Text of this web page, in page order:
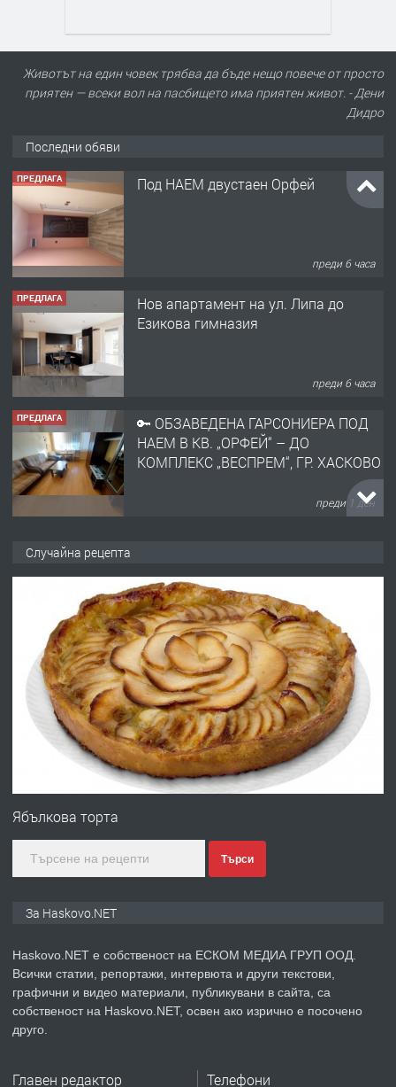
Животът на един човек трябва да бъде нещо повече от просто
приятен — всеки вол на пасбището има приятен живот. - Дени
Дидро
Последни обяви
ПРЕДЛАГА Под НАЕМ двустаен Орфей
преди 6 часа
ПРЕДЛАГА
Нов апартамент на ул. Липа до
Езикова гимназия
преди 6 часа
ПРЕДЛАГА
🔑 ОБЗАВЕДЕНА ГАРСОНИЕРА ПОД
НАЕМ В КВ. „ОРФЕЙ“ – ДО
КОМПЛЕКС „ВЕСПРЕМ“, ГР. ХАСКОВО
преди 1 ден
АПАРТАМЕНТ В ЦЕНТЪРА НА ГР.
ХАСКОВО
преди 2 дни
ПРЕДЛАГА Давам гараж под наем
преди 2 дни
№4120 Магазин/Офис под наем в кв.
преди 3 дни
ПРЕДЛАГА
Продавам парцел в гр. Хасково кв.
Случайна рецепта
Ябълкова торта
Търси
За Haskovo.NET
Haskovo.NET е собственост на ЕСКОМ МЕДИА ГРУП ООД.
Всички статии, репортажи, интервюта и други текстови,
графични и видео материали, публикувани в сайта, са
собственост на Haskovo.NET, освен ако изрично е посочено
друго.
Главен редактор Телефони